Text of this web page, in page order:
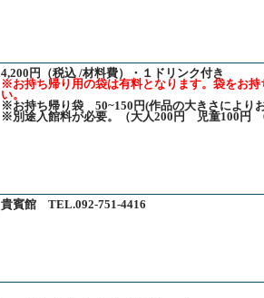
4,200円（税込 /材料費）・１ドリンク付き
※お持ち帰り用の袋は有料となります。袋をお
い。
※お持ち帰り袋 50~150円(作品の大きさにより
※別途入館料が必要。（大人200円 児童100円
貴賓館 TEL.092-751-4416